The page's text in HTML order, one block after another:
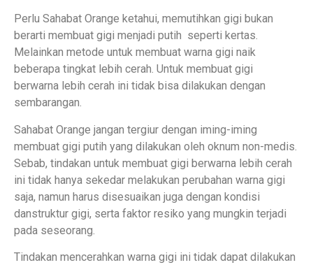
Perlu Sahabat Orange ketahui, memutihkan gigi bukan
berarti membuat gigi menjadi putih seperti kertas.
Melainkan metode untuk membuat warna gigi naik
beberapa tingkat lebih cerah. Untuk membuat gigi
berwarna lebih cerah ini tidak bisa dilakukan dengan
sembarangan.
Sahabat Orange jangan tergiur dengan iming-iming
membuat gigi putih yang dilakukan oleh oknum non-medis.
Sebab, tindakan untuk membuat gigi berwarna lebih cerah
ini tidak hanya sekedar melakukan perubahan warna gigi
saja, namun harus disesuaikan juga dengan kondisi
danstruktur gigi, serta faktor resiko yang mungkin terjadi
pada seseorang.
Tindakan mencerahkan warna gigi ini tidak dapat dilakukan